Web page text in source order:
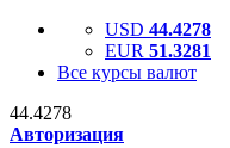
USD 44.4278
EUR 51.3281
Все курсы валют
44.4278
Авторизация